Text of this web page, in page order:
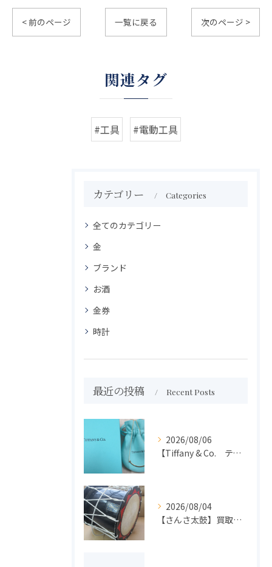
< 前のページ 一覧に戻る 次のページ >
関連タグ
#工具 #電動工具
カテゴリー Categories
全てのカテゴリー
金
ブランド
お酒
金券
時計
最近の投稿 Recent Posts
2026/08/06
【Tiffany & Co. ティファニー】買取 大吉盛岡店 アクセサリー買取しました！！
2026/08/04
【さんさ太鼓】買取 大吉盛岡店 楽器 買取します！！